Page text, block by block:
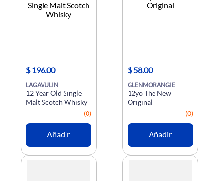
$ 196.00
LAGAVULIN
12 Year Old Single
Malt Scotch Whisky
(0)
Añadir
$ 58.00
GLENMORANGIE
12yo The New
Original
(0)
Añadir